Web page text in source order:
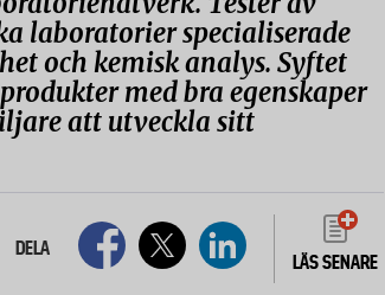
laboratorier specialiserade
och kemisk analys. Syftet
med bra egenskaper
att utveckla sitt
DELA
LÄS SENARE